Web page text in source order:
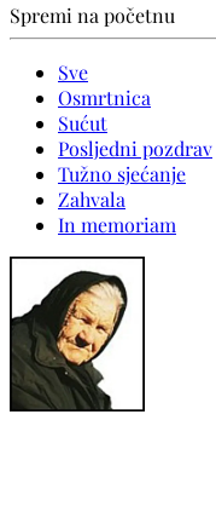
Spremi na početnu
Sve
Osmrtnica
Sućut
Posljedni pozdrav
Tužno sjećanje
Zahvala
In memoriam